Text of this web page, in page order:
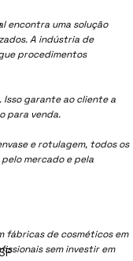
encontra uma solução
A indústria de
procedimentos
garante ao cliente a
para venda.
e rotulagem, todos os
mercado e pela
fábricas de cosméticos em
sem investir em